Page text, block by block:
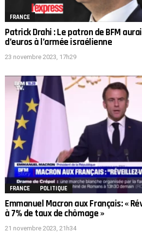
FRANCE
Patrick Drahi : Le patron de BFM
d’euros à l’armée israélienne
23 novembre 2023, 17h29
FRANCE POLITIQUE
Emmanuel Macron aux Français: «
à 7% de taux de chômage »
21 novembre 2023, 21h34